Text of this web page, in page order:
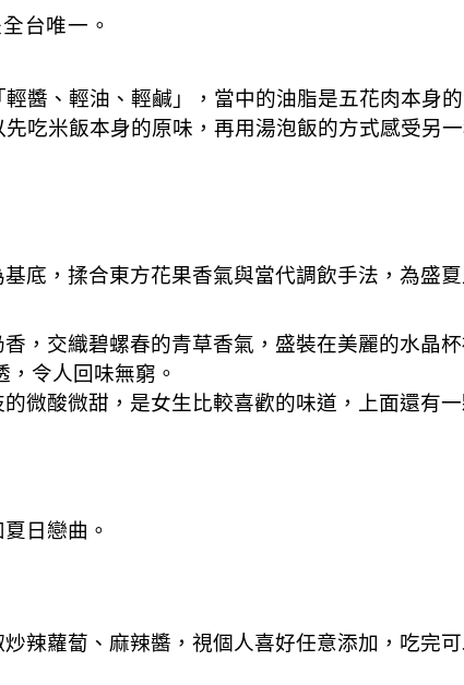
台唯一。
醬、輕油、輕鹹」，當中的油脂是五花肉本身
吃米飯本身的原味，再用湯泡飯的方式感受另
底，揉合東方花果香氣與當代調飲手法，為盛夏
，交織碧螺春的青草香氣，盛裝在美麗的水晶
令人回味無窮。
微酸微甜，是女生比較喜歡的味道，上面還有
日戀曲。
辣蘿蔔、麻辣醬，視個人喜好任意添加，吃完可